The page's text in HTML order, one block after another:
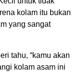
kolam itu bukan
yang sangat
tahu, “kamu akan
kolam asam ini